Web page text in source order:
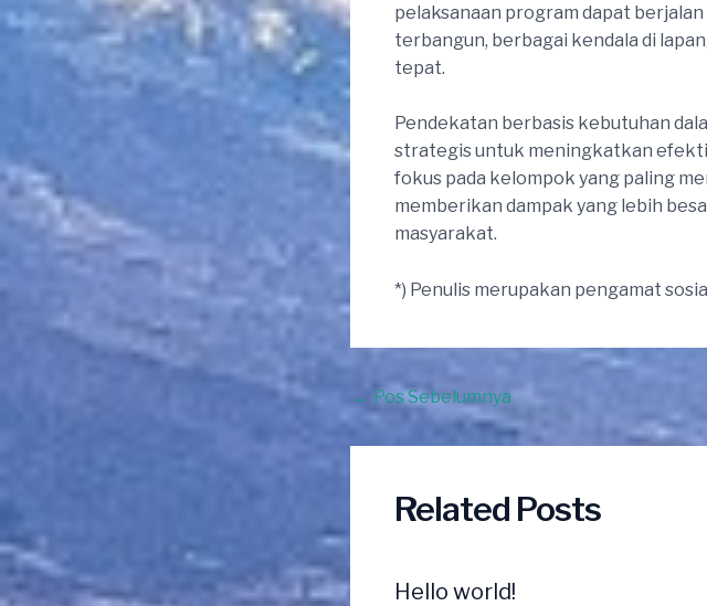
pelaksanaan program dapat
terbangun, berbagai kendala di
tepat.
Pendekatan berbasis kebutuhan
strategis untuk meningkatkan
fokus pada kelompok yang paling
memberikan dampak yang lebih
masyarakat.
*) Penulis merupakan pengamat
Post
navigation
← Pos Sebelumnya
Related Posts
Hello world!